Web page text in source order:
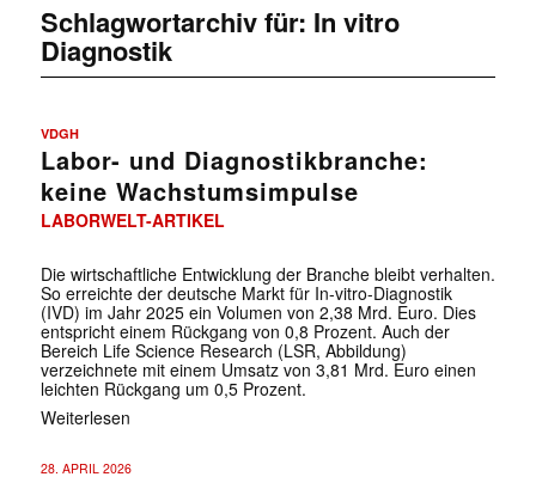
Schlagwortarchiv für: In vitro
Diagnostik
VDGH
Labor- und Diagnostikbranche:
keine Wachstumsimpulse
LABORWELT-ARTIKEL
Die wirtschaftliche Entwicklung der Branche bleibt verhalten.
So erreichte der deutsche Markt für In-vitro-Diagnostik
(IVD) im Jahr 2025 ein Volumen von 2,38 Mrd. Euro. Dies
entspricht einem Rückgang von 0,8 Prozent. Auch der
Bereich Life Science Research (LSR, Abbildung)
verzeichnete mit einem Umsatz von 3,81 Mrd. Euro einen
leichten Rückgang um 0,5 Prozent.
Weiterlesen
28. APRIL 2026